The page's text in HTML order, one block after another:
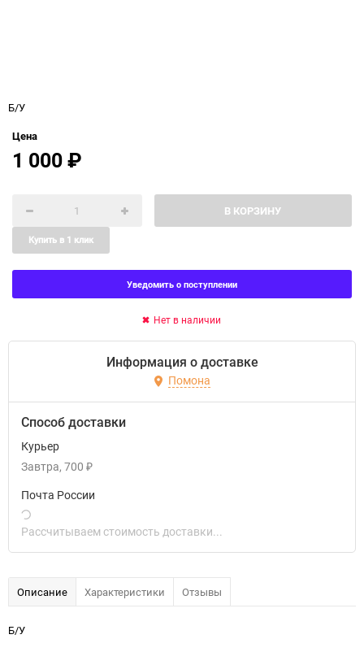
Б/У
Цена
1 000₽
В КОРЗИНУ
Купить в 1 клик
Уведомить о поступлении
Нет в наличии
Информация о доставке
Помона
Способ доставки
Курьер
Завтра 700 ₽
Почта России
Рассчитываем стоимость доставки...
Описание Характеристики Отзывы
Б/У